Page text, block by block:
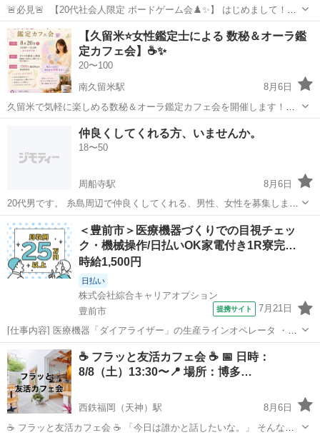
🚨必見🚨 【20代社会人限定 ボードゲーム会♟️✨】 はじめまして！
Nissyです！ 「仕事と家の往復でつまらない…」 「休日も結局ダラダ
ラして終わる…」 「気軽に遊べる友達ほしい！」 ↑そんな人向けに、
同世代でゆるく楽...
福岡 福岡市 天神駅 その他
【久留米⭐️女性鑑定士による 数秘＆オーラ鑑
定カフェ会】☕✨
20〜100
南久留米駅
8月6日
久留米で気軽に楽しめる数秘＆オーラ鑑定カフェ会を開催します！
「自分の本質を知りたい」 「今後のヒントがほしい」 「最近なんとな
くモヤモヤする…」 そんな方におすすめです😊 女性鑑定士が、お一人
ずつ約15分の数秘＆オー...
久留米市 南久留米駅 その他 少人数
仲良くしてくれる方、いませんか。
18〜50
周船寺駅
8月6日
20代男です。 糸島周辺で仲良くしてくれる、男性、女性を募集しま
す。 気軽にメッセージをくださいね。
福岡 福岡市 周船寺駅 その他
＜豊前市＞医療機器づくりでの目視チェッ
ク・機械操作/日払いOK家電付き1R寮完…
時給1,500円
日払い
株式会社綜合キャリアオプション
豊前市
提携サイト 7月21日
[仕事内容] 医療機器「ダイアライザー」の生産ラインオペレータ ・原
材料の装置へのセット ・生産装置の操作 ・原材料や製品の目視検査
☆ 業務のうち、 目視検査の割合が50%以上を占めています。 。＋お
仕事探しはコンシェ...
豊前市
☕ フラッと友活カフェ会 ☕ 📅 日時：
8/8（土）13:30〜📍 場所：博多…
西鉄福岡（天神）駅
8月6日
☕ フラッと友活カフェ会 ☕ 「今日は誰かと話したいな。」 そんな気